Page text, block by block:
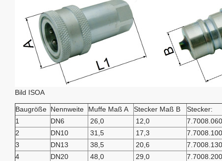
Bild ISOA
Baugröße Nennweite Muffe Maß A Stecker Maß B
Stecker:
1
DN6 26,0 12,0
2
DN10 31,5 17,3
3
DN13 38,5 20,6
4
DN20 48,0 29,0